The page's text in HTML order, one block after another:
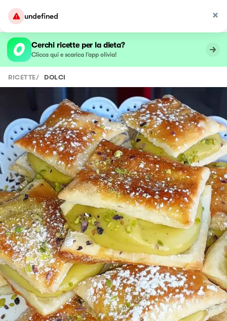
undefined
Cerchi ricette per la dieta?
Clicca qui e scarica l’app olivia!
RICETTE/ DOLCI